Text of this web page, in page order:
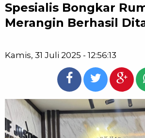
Spesialis Bongkar
Merangin Berhasil
Kamis, 31 Juli 2025 - 12:56:13